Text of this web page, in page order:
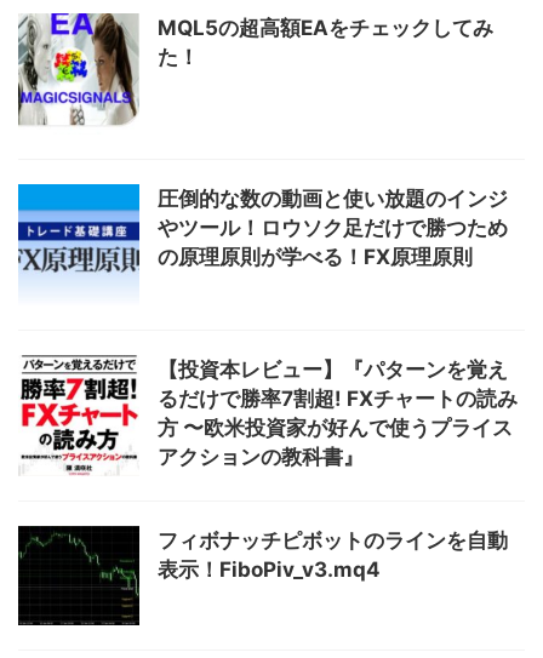
MQL5の超高額EAをチェックしてみ
た！
圧倒的な数の動画と使い放題のインジ
やツール！ロウソク足だけで勝つため
の原理原則が学べる！FX原理原則
【投資本レビュー】『パターンを覚え
るだけで勝率7割超! FXチャートの読み
方 〜欧米投資家が好んで使うプライス
アクションの教科書』
フィボナッチピボットのラインを自動
表示！FiboPiv_v3.mq4